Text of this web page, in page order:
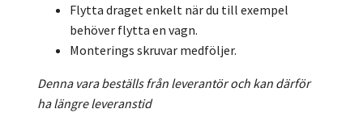
Flytta draget enkelt när du till exempel
behöver flytta en vagn.
Monterings skruvar medföljer.
Denna vara beställs från leverantör och kan därför
ha längre leveranstid